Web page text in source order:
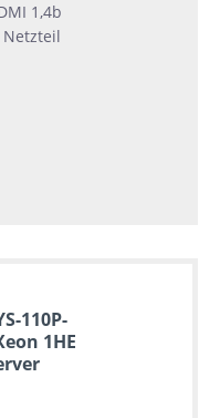
1,4b
Netzteil
110P-
1HE